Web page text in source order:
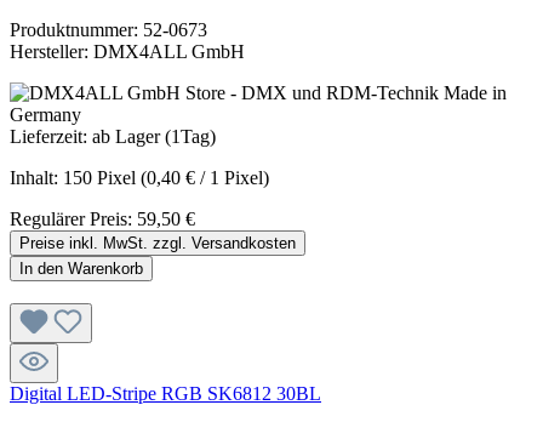
Produktnummer: 52-0673
Hersteller: DMX4ALL GmbH
Lieferzeit: ab Lager (1Tag)
Inhalt: 150 Pixel (0,40 € / 1 Pixel)
Regulärer Preis: 59,50 €
Preise inkl. MwSt. zzgl. Versandkosten
In den Warenkorb
Digital LED-Stripe RGB SK6812 30BL